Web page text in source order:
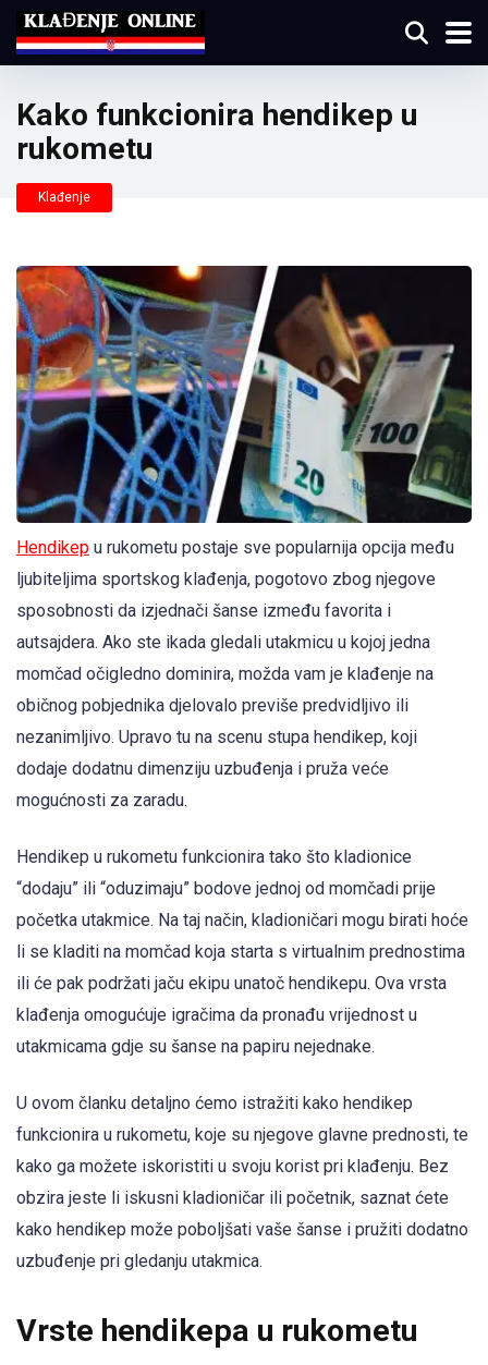
Kako funkcionira hendikep u
rukometu
Klađenje
Hendikep u rukometu postaje sve popularnija opcija među
ljubiteljima sportskog klađenja, pogotovo zbog njegove
sposobnosti da izjednači šanse između favorita i
autsajdera. Ako ste ikada gledali utakmicu u kojoj jedna
momčad očigledno dominira, možda vam je klađenje na
običnog pobjednika djelovalo previše predvidljivo ili
nezanimljivo. Upravo tu na scenu stupa hendikep, koji
dodaje dodatnu dimenziju uzbuđenja i pruža veće
mogućnosti za zaradu.
Hendikep u rukometu funkcionira tako što kladionice
“dodaju” ili “oduzimaju” bodove jednoj od momčadi prije
početka utakmice. Na taj način, kladioničari mogu birati hoće
li se kladiti na momčad koja starta s virtualnim prednostima
ili će pak podržati jaču ekipu unatoč hendikepu. Ova vrsta
klađenja omogućuje igračima da pronađu vrijednost u
utakmicama gdje su šanse na papiru nejednake.
U ovom članku detaljno ćemo istražiti kako hendikep
funkcionira u rukometu, koje su njegove glavne prednosti, te
kako ga možete iskoristiti u svoju korist pri klađenju. Bez
obzira jeste li iskusni kladioničar ili početnik, saznat ćete
kako hendikep može poboljšati vaše šanse i pružiti dodatno
uzbuđenje pri gledanju utakmica.
Vrste hendikepa u rukometu